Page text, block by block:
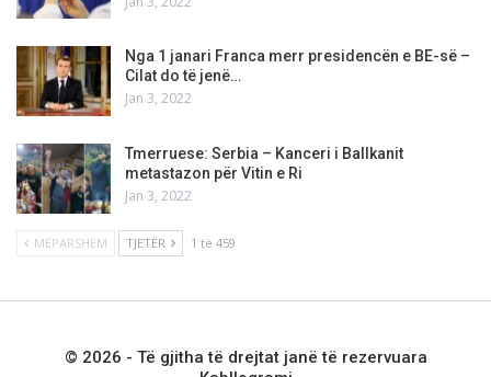
Nga 1 janari Franca merr presidencën e BE-së –
Cilat do të jenë…
Jan 3, 2022
Tmerruese: Serbia – Kanceri i Ballkanit
metastazon për Vitin e Ri
Jan 3, 2022
MËPARSHËM TJETËR 1 të 459
© 2026 - Të gjitha të drejtat janë të rezervuara